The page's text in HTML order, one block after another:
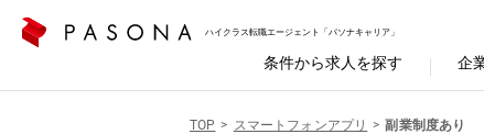
ハイクラス転職エージェント「パソナキャリア」
条件から求人を探す 企
TOP スマートフォンアプリ 副業制度あり